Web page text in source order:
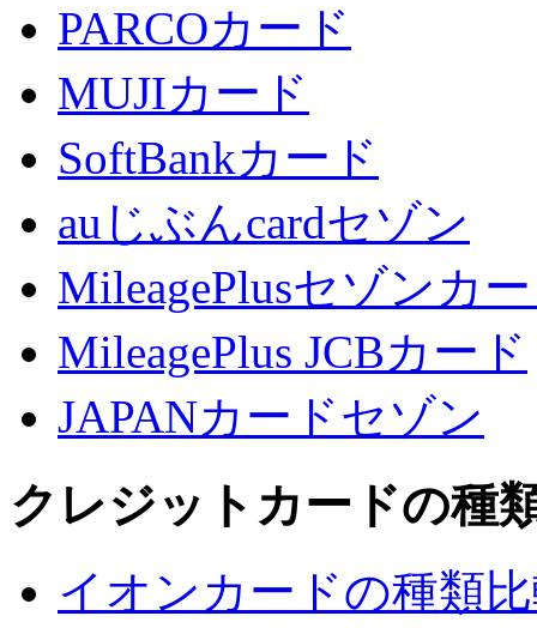
PARCOカード
MUJIカード
SoftBankカード
auじぶんcardセゾン
MileagePlusセゾンカ
MileagePlus JCBカード
JAPANカードセゾン
クレジットカードの種
イオンカードの種類